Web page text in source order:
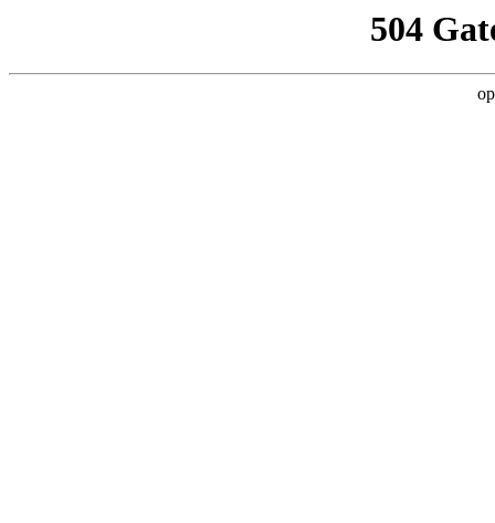
504